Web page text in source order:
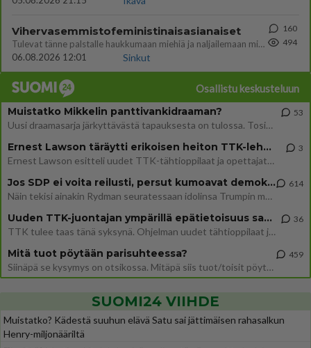
Vihervasemmistofeministinaisasianaiset
Tulevat tänne palstalle haukkumaan miehiä ja naljailemaan miehelle, kehuvat olevansa heitä parempia. Itse asuvat MIEHE
06.08.2026 12:01
Sinkut
160
494
Osallistu keskusteluun
Muistatko Mikkelin panttivankidraaman?
Uusi draamasarja järkyttävästä tapauksesta on tulossa. Tositapahtumiin perustuva sarja ammentaa vuoden 1986 Mikkelin pan
53
Ernest Lawson täräytti erikoisen heiton TTK-lehdistötilaisuudessa: " Onko tässä tarkoituksena...?"
Ernest Lawson esitteli uudet TTK-tähtioppilaat ja opettajat torstaina 6.8. lehdistölle. Tulevalla kaudella on yksi hausk
3
Jos SDP ei voita reilusti, persut kumoavat demokratian Suomesta
Näin tekisi ainakin Rydman seuratessaan idolinsa Trumpin mallia https://www.is.fi/politiikka/art-2000012187244.html
614
Uuden TTK-juontajan ympärillä epätietoisuus sakenee - Nyt MTV hämmentää soppaa
TTK tulee taas tänä syksynä. Ohjelman uudet tähtioppilaat julkistetaan torstaina 6. elokuuta klo 14 alkavassa lehdistö
36
Mitä tuot pöytään parisuhteessa?
Siinäpä se kysymys on otsikossa. Mitäpä siis tuot/toisit pöytään parisuhteessa? Oletko mies vai nainen? Koetko sen mitä
459
SUOMI24 VIIHDE
Muistatko? Kädestä suuhun elävä Satu sai jättimäisen rahasalkun
Henry-miljonääriltä